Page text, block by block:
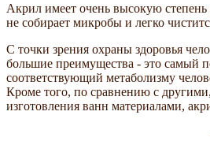
Акрил имеет очень высокую степень
не собирает микробы и легко
С точки зрения охраны здоровья
большие преимущества - это самый
соответствующий метаболизму
Кроме того, по сравнению с
изготовления ванн материалами,